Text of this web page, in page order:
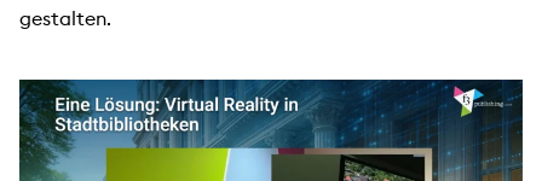
gestalten.